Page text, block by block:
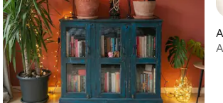
sur 5sur la base de 137 commentaires :